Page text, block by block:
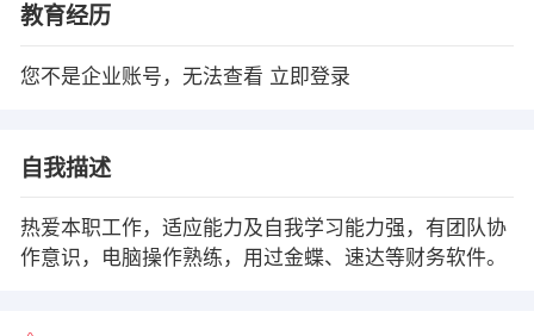
教育经历
您不是企业账号，无法查看 立即登录
自我描述
热爱本职工作，适应能力及自我学习能力强，有团队协
作意识，电脑操作熟练，用过金蝶、速达等财务软件。